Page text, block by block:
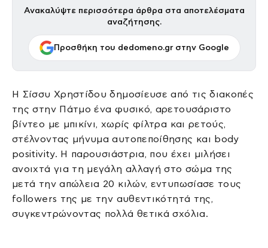
Ανακαλύψτε περισσότερα άρθρα στα αποτελέσματα
αναζήτησης.
Προσθήκη του dedomeno.gr στην Google
Η Σίσσυ Χρηστίδου δημοσίευσε από τις διακοπές
της στην Πάτμο ένα φυσικό, αρετουσάριστο
βίντεο με μπικίνι, χωρίς φίλτρα και ρετούς,
στέλνοντας μήνυμα αυτοπεποίθησης και body
positivity. Η παρουσιάστρια, που έχει μιλήσει
ανοιχτά για τη μεγάλη αλλαγή στο σώμα της
μετά την απώλεια 20 κιλών, εντυπωσίασε τους
followers της με την αυθεντικότητά της,
συγκεντρώνοντας πολλά θετικά σχόλια.